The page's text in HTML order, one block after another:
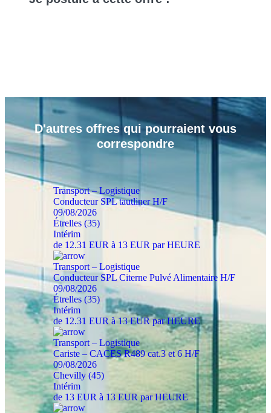
D'autres offres qui pourraient vous
correspondre
Transport – Logistique
Conducteur SPL tautliner H/F
09/08/2026
Étrelles (35)
Intérim
de 12.31 EUR à 13 EUR par HEURE
Transport – Logistique
Conducteur SPL Citerne Pulvé Alimentaire H/F
09/08/2026
Étrelles (35)
Intérim
de 12.31 EUR à 13 EUR par HEURE
Transport – Logistique
Cariste – CACES R489 cat.3 et 6 H/F
09/08/2026
Chevilly (45)
Intérim
de 13 EUR à 13 EUR par HEURE